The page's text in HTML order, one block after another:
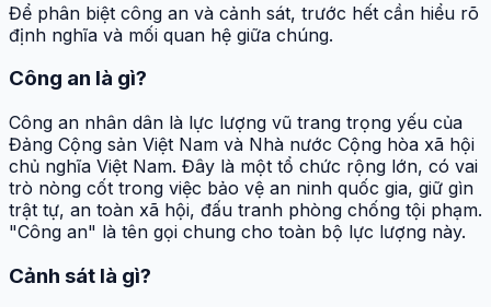
Để phân biệt công an và cảnh sát, trước hết cần hiểu rõ
định nghĩa và mối quan hệ giữa chúng.
Công an là gì?
Công an nhân dân là lực lượng vũ trang trọng yếu của
Đảng Cộng sản Việt Nam và Nhà nước Cộng hòa xã hội
chủ nghĩa Việt Nam. Đây là một tổ chức rộng lớn, có vai
trò nòng cốt trong việc bảo vệ an ninh quốc gia, giữ gìn
trật tự, an toàn xã hội, đấu tranh phòng chống tội phạm.
"Công an" là tên gọi chung cho toàn bộ lực lượng này.
Cảnh sát là gì?